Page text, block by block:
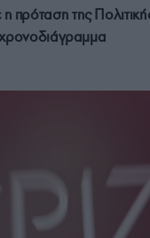
της
χρονοδιάγραμμα